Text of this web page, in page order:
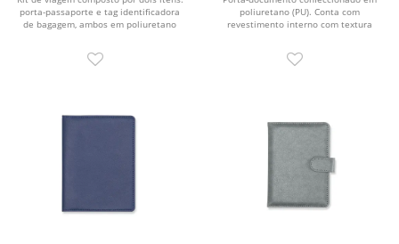
porta-passaporte e tag identificadora
de bagagem, ambos em poliuretano
poliuretano (PU). Conta com
revestimento interno com textura